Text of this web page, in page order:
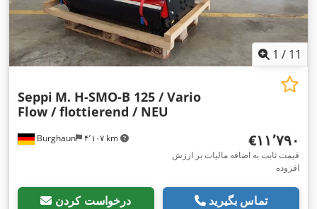
1 / 11
Burghaun ۴٬۱۰۷ km
Seppi M. H-SMO-B 125 / Vario
Flow / flottierend / NEU
‎€۱۱٬۷۹۰
قیمت ثابت به اضافه مالیات بر ارزش
افزوده
درخواست کردن تماس بگیرید